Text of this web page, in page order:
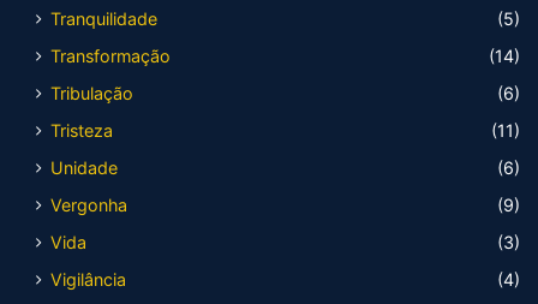
Tranquilidade
(5)
Transformação
(14)
Tribulação
(6)
Tristeza
(11)
Unidade
(6)
Vergonha
(9)
Vida
(3)
Vigilância
(4)